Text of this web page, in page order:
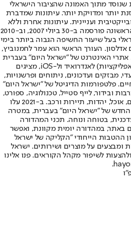
שנוסד מתוך האמונה שהציבור הישראלי
יותר ומדויקת יותר. עיתונות שמדברת
ועניינית. עיתונות אחרת וללא
תשלום. המהדורה המודפסת הראשונה פורסמה ב-30 ביולי 2007, וב-2010
בעל שיעור החשיפה הגבוה ביותר בימי
אדלסון. העורך הראשי הוא עמר לחמנוביץ,
אתרי האינטרנט של "ישראל היום" בעברית
ובאנגלית, כמו כן היישומונים (אפליקציות) לאנדרואיד ול-iOS, מציגים
מבזקים ועדכונים, ניתוחים ופרשנויות,
פלטפורמות הדיגיטל של "ישראל היום"
ובידור, לייף סטייל, טכנולוגיה, ספורט,
כלכלה וצרכנות, בריאות, חיילים, אוכל, יהדות, תיירות ורכב. ב-2021 עלו
החדש של "ישראל היום" בעברית, במטרה
בטוחה ונוחה. תכני המהדורה
באתר, במהדורה יומית מקוונת, ואפשר
ההטבות הייחודי "הקליקה של ישראל
ומבצעים על מוצרים ושירותים. ישראל
לשיפור מקהל הקוראים. פנו אלינו